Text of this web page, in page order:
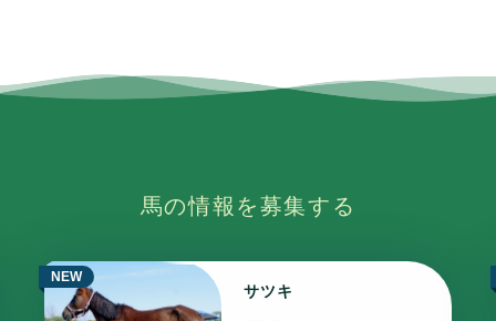
馬の情報を募集する
NEW
サツキ